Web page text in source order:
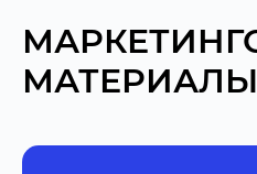
МАТЕРИАЛЫ